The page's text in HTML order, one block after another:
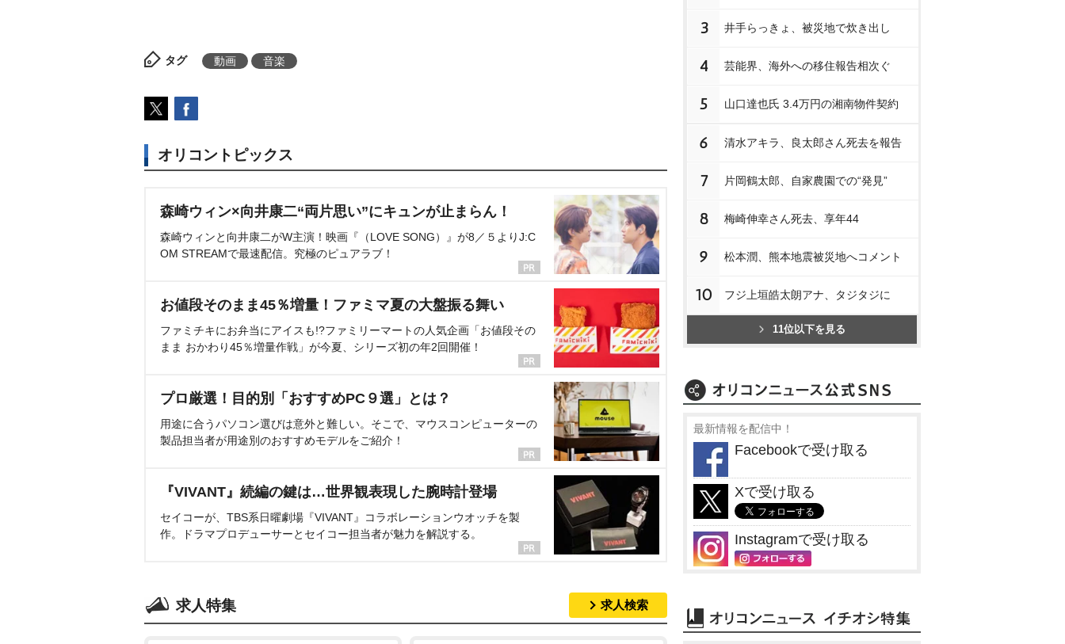
タグ 動画 音楽
オリコントピックス
森崎ウィン×向井康二“両片思い”にキュンが止まらん！
森崎ウィンと向井康二がW主演！映画『（LOVE SONG）』が8／５よりJ:C
OM STREAMで最速配信。究極のピュアラブ！
お値段そのまま45％増量！ファミマ夏の大盤振る舞い
ファミチキにお弁当にアイスも!?ファミリーマートの人気企画「お値段その
まま おかわり45％増量作戦」が今夏、シリーズ初の年2回開催！
プロ厳選！目的別「おすすめPC９選」とは？
用途に合うパソコン選びは意外と難しい。そこで、マウスコンピューターの
製品担当者が用途別のおすすめモデルをご紹介！
『VIVANT』続編の鍵は…世界観表現した腕時計登場
セイコーが、TBS系日曜劇場『VIVANT』コラボレーションウオッチを製
作。ドラマプロデューサーとセイコー担当者が魅力を解説する。
求人特集 求人検索
3 井手らっきょ、被災地で炊き出し
4 芸能界、海外への移住報告相次ぐ
5 山口達也氏 3.4万円の湘南物件契約
6 清水アキラ、良太郎さん死去を報告
7 片岡鶴太郎、自家農園での“発見”
8 梅崎伸幸さん死去、享年44
9 松本潤、熊本地震被災地へコメント
10 フジ上垣皓太朗アナ、タジタジに
11位以下を見る
最新情報を配信中！
Facebookで受け取る
Xで受け取る
Instagramで受け取る